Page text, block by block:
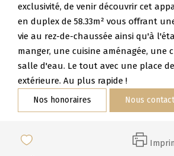
Nos Services
Notre Histoire
Nos Témoignages
Nous Rejoindre
CONTACT
exclusivité, de venir découvrir cet
en duplex de 58.33m² vous offrant
vie au rez-de-chaussée ainsi qu'à
manger, une cuisine aménagée, une
salle d'eau. Le tout avec une place
extérieure. Au plus rapide !
Nos honoraires Nous